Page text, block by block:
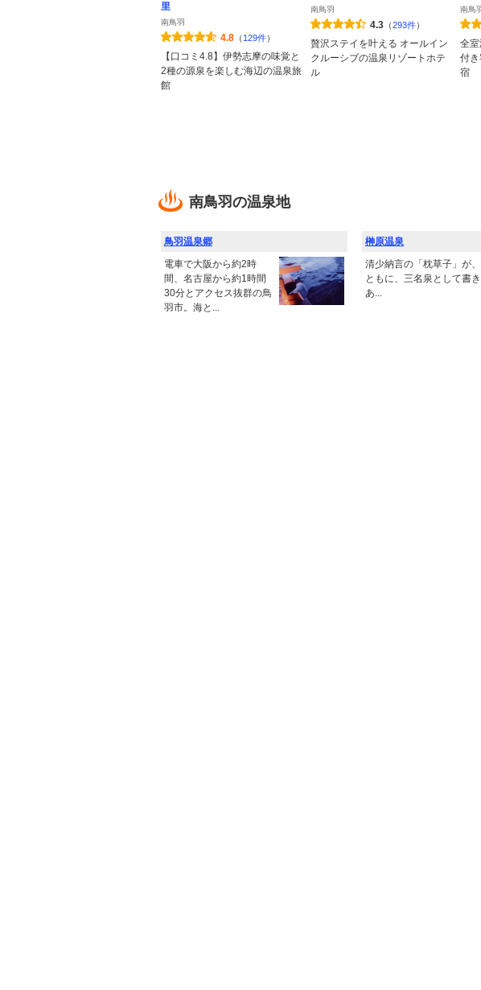
里
南鳥羽
4.8 （ 129件）
【口コミ4.8】伊勢志摩の味覚と
2種の源泉を楽しむ海辺の温泉旅
館
南鳥羽
4.3 （293件）
贅沢ステイを叶える オールイン
クルーシブの温泉リゾートホテ
ル
南鳥
全
付
宿
南鳥羽の温泉地
鳥羽温泉郷
電車で大阪から約2時
間、名古屋から約1時間
30分とアクセス抜群の鳥
羽市。海と...
榊原温泉
清少納言の「枕草子」が
ともに、三名泉として書
あ...